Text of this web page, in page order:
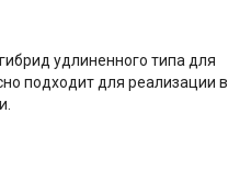
удлиненного типа для
подходит для реализации в